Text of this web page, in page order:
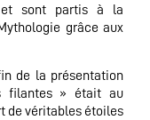
et sont partis à la
grâce aux
de la présentation
filantes » était au
de véritables étoiles